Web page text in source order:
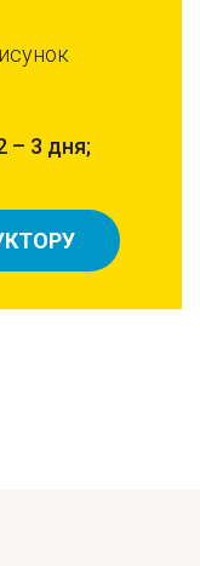
– 3 дня;